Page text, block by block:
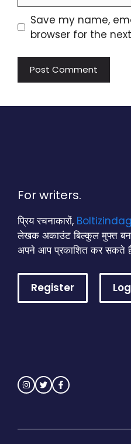
Save my name,
browser for the
For writers.
प्रिय रचनाकारों,
लेखक अकाउंट बिल्कुल मुफ्त
अपने आप प्रकाशित कर सकते
Register